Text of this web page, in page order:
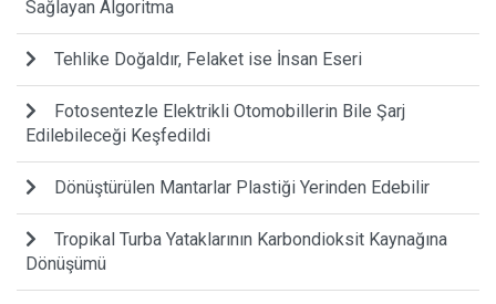
Sağlayan Algoritma
Tehlike Doğaldır, Felaket ise İnsan Eseri
Fotosentezle Elektrikli Otomobillerin Bile Şarj
Edilebileceği Keşfedildi
Dönüştürülen Mantarlar Plastiği Yerinden Edebilir
Tropikal Turba Yataklarının Karbondioksit Kaynağına
Dönüşümü